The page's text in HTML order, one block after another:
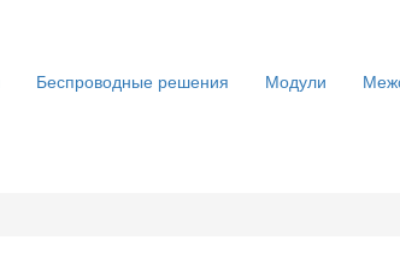
Беспроводные решения Модули